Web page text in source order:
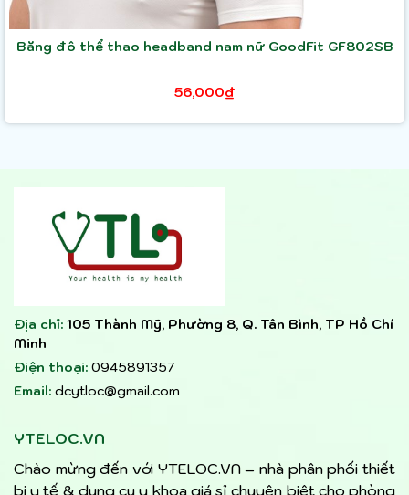
Băng đô thể thao headband nam nữ GoodFit GF802SB
56,000₫
Địa chỉ: 105 Thành Mỹ, Phường 8, Q. Tân Bình, TP Hồ Chí
Minh
Điện thoại: 0945891357
Email: dcytloc@gmail.com
YTELOC.VN
Chào mừng đến với YTELOC.VN – nhà phân phối thiết
bị y tế & dụng cụ y khoa giá sỉ chuyên biệt cho phòng